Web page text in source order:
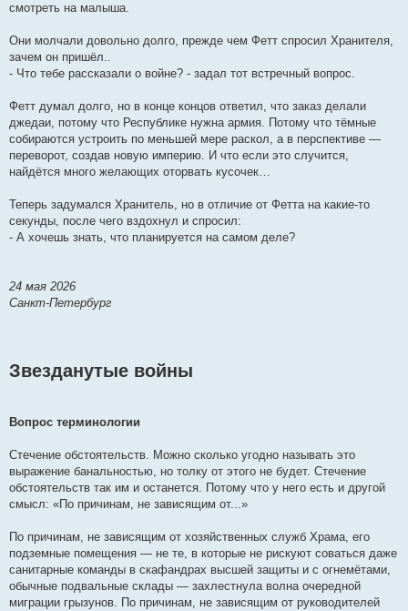
смотреть на малыша.
Они молчали довольно долго, прежде чем Фетт спросил Хранителя,
зачем он пришёл..
- Что тебе рассказали о войне? - задал тот встречный вопрос.
Фетт думал долго, но в конце концов ответил, что заказ делали
джедаи, потому что Республике нужна армия. Потому что тёмные
собираются устроить по меньшей мере раскол, а в перспективе —
переворот, создав новую империю. И что если это случится,
найдётся много желающих оторвать кусочек…
Теперь задумался Хранитель, но в отличие от Фетта на какие-то
секунды, после чего вздохнул и спросил:
- А хочешь знать, что планируется на самом деле?
24 мая 2026
Санкт-Петербург
Звезданутые войны
Вопрос терминологии
Стечение обстоятельств. Можно сколько угодно называть это
выражение банальностью, но толку от этого не будет. Стечение
обстоятельств так им и останется. Потому что у него есть и другой
смысл: «По причинам, не зависящим от...»
По причинам, не зависящим от хозяйственных служб Храма, его
подземные помещения — не те, в которые не рискуют соваться даже
санитарные команды в скафандрах высшей защиты и с огнемётами,
обычные подвальные склады — захлестнула волна очередной
миграции грызунов. По причинам, не зависящим от руководителей